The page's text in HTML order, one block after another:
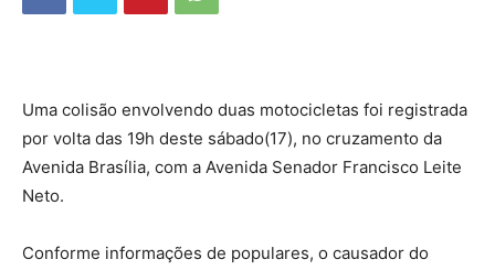
Uma colisão envolvendo duas motocicletas foi registrada
por volta das 19h deste sábado(17), no cruzamento da
Avenida Brasília, com a Avenida Senador Francisco Leite
Neto.
Conforme informações de populares, o causador do